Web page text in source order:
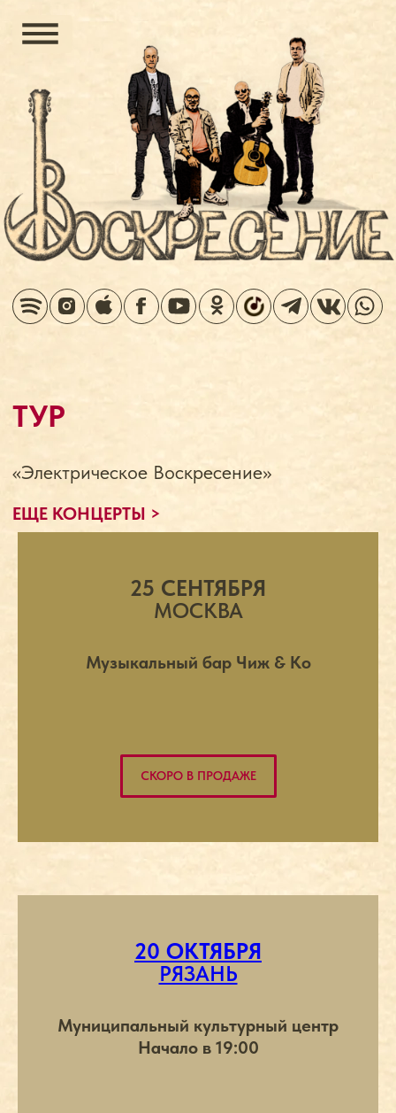
ТУР
25 СЕНТЯБРЯ
МОСКВА
Музыкальный бар Чиж & Ко
СКОРО В ПРОДАЖЕ
20 ОКТЯБРЯ
РЯЗАНЬ
Муниципальный культурный центр
Начало в 19:00